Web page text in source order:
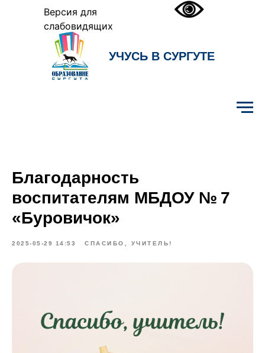
Версия для
слабовидящих
УЧУСЬ В СУРГУТЕ
Благодарность
воспитателям МБДОУ № 7
«Буровичок»
2025-05-29 14:53 СПАСИБО, УЧИТЕЛЬ!